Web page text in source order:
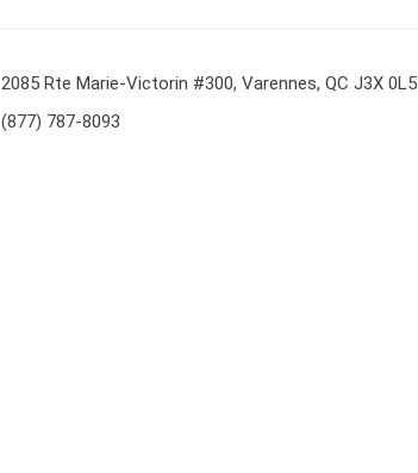
2085 Rte Marie-Victorin #300, Varennes, QC J3X 0L5
(877) 787-8093